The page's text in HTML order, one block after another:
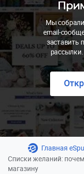
Мы
email-
заставить
Главная
Списки желаний:
магазину